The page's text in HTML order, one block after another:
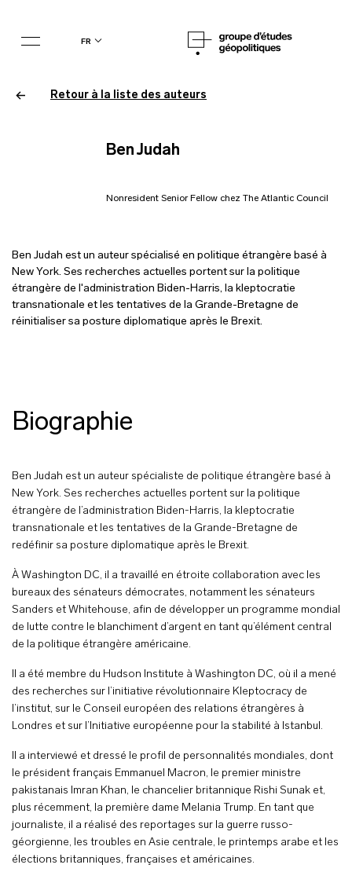
fr
Ben Judah
Nonresident Senior Fellow chez The Atlantic Council
Ben Judah est un auteur spécialisé en politique étrangère basé à
New York. Ses recherches actuelles portent sur la politique
étrangère de l'administration Biden-Harris, la kleptocratie
transnationale et les tentatives de la Grande-Bretagne de
réinitialiser sa posture diplomatique après le Brexit.
Retour à la liste des auteurs
Biographie
Ben Judah est un auteur spécialiste de politique étrangère basé à
New York. Ses recherches actuelles portent sur la politique
étrangère de l’administration Biden-Harris, la kleptocratie
transnationale et les tentatives de la Grande-Bretagne de
redéfinir sa posture diplomatique après le Brexit.
À Washington DC, il a travaillé en étroite collaboration avec les
bureaux des sénateurs démocrates, notamment les sénateurs
Sanders et Whitehouse, afin de développer un programme mondial
de lutte contre le blanchiment d’argent en tant qu’élément central
de la politique étrangère américaine.
Il a été membre du Hudson Institute à Washington DC, où il a mené
des recherches sur l’initiative révolutionnaire Kleptocracy de
l’institut, sur le Conseil européen des relations étrangères à
Londres et sur l’Initiative européenne pour la stabilité à Istanbul.
Il a interviewé et dressé le profil de personnalités mondiales, dont
le président français Emmanuel Macron, le premier ministre
pakistanais Imran Khan, le chancelier britannique Rishi Sunak et,
plus récemment, la première dame Melania Trump. En tant que
journaliste, il a réalisé des reportages sur la guerre russo-
géorgienne, les troubles en Asie centrale, le printemps arabe et les
élections britanniques, françaises et américaines.